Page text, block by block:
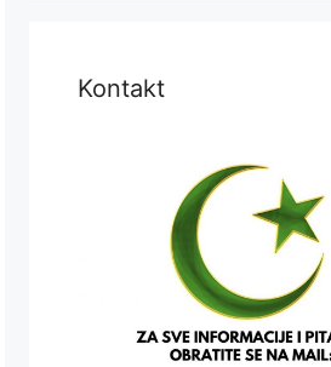
Kontakt